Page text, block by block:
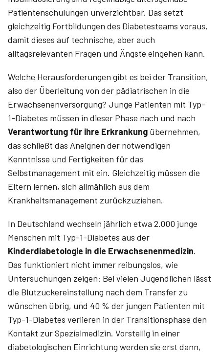
Patientenschulungen unverzichtbar. Das setzt
gleichzeitig Fortbildungen des Diabetesteams voraus,
damit dieses auf technische, aber auch
alltagsrelevanten Fragen und Ängste eingehen kann.
Welche Herausforderungen gibt es bei der Transition,
also der Überleitung von der pädiatrischen in die
Erwachsenenversorgung? Junge Patienten mit Typ-
1-Diabetes müssen in dieser Phase nach und nach
Verantwortung für ihre Erkrankung übernehmen,
das schließt das Aneignen der notwendigen
Kenntnisse und Fertigkeiten für das
Selbstmanagement mit ein. Gleichzeitig müssen die
Eltern lernen, sich allmählich aus dem
Krankheitsmanagement zurückzuziehen.
In Deutschland wechseln jährlich etwa 2.000 junge
Menschen mit Typ-1-Diabetes aus der
Kinderdiabetologie in die Erwachsenenmedizin.
Das funktioniert nicht immer reibungslos, wie
Untersuchungen zeigen: Bei vielen Jugendlichen lässt
die Blutzuckereinstellung nach dem Transfer zu
wünschen übrig, und 40 % der jungen Patienten mit
Typ-1-Diabetes verlieren in der Transitionsphase den
Kontakt zur Spezialmedizin. Vorstellig in einer
diabetologischen Einrichtung werden sie erst dann,